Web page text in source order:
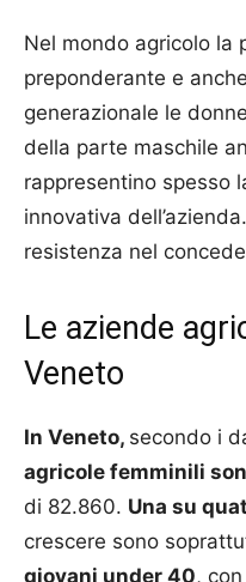
Nel mondo agricolo la
preponderante e
generazionale le
della parte maschile
rappresentino spesso
innovativa
resistenza nel
Le aziende
Veneto
In Veneto, secondo i
agricole femminili
di 82.860. Una su
crescere sono
giovani under 40,